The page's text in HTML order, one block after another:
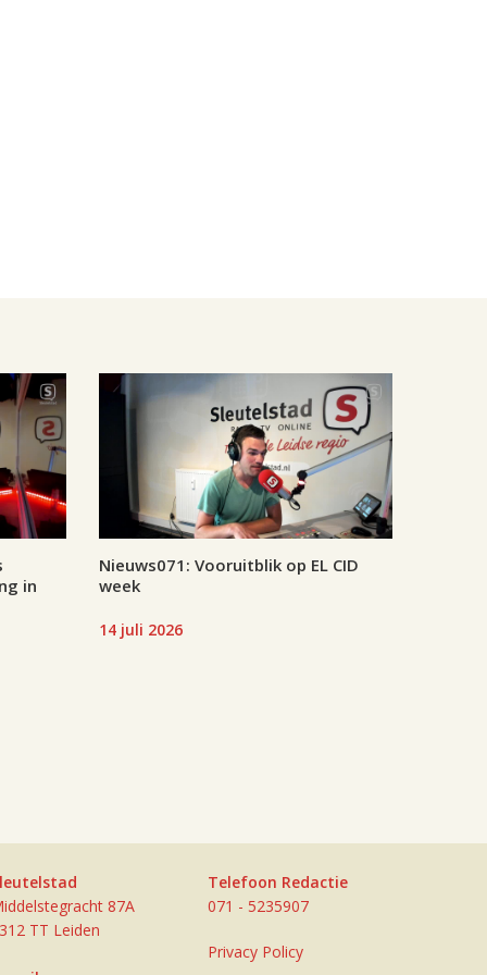
in
Nieuws071: Vooruitblik op EL CID
week
14 juli 2026
87A
TT Leiden
Telefoon Redactie
071 - 5235907
Privacy Policy